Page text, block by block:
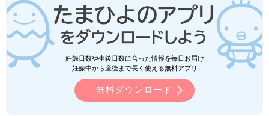
妊娠日数や生後日数に合った情報を毎日お届け
妊娠中から産後まで長く使える無料アプリ
無料ダウンロード